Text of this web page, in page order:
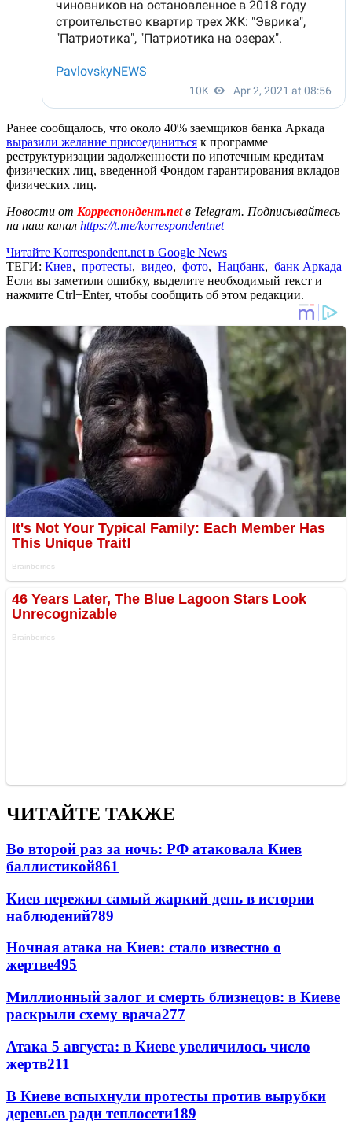
Ранее сообщалось, что около 40% заемщиков банка Аркада
выразили желание присоединиться к программе
реструктуризации задолженности по ипотечным кредитам
физических лиц, введенной Фондом гарантирования вкладов
физических лиц.
Новости от Корреспондент.netв Telegram. Подписывайтесь
на наш канал https://t.me/korrespondentnet
Читайте Korrespondent.net в Google News
ТЕГИ: Киев, протесты, видео, фото, Нацбанк, банк Аркада
Если вы заметили ошибку, выделите необходимый текст и
нажмите Ctrl+Enter, чтобы сообщить об этом редакции.
ЧИТАЙТЕ ТАКЖЕ
Во второй раз за ночь: РФ атаковала Киев
баллистикой861
Киев пережил самый жаркий день в истории
наблюдений789
Ночная атака на Киев: стало известно о
жертве495
Миллионный залог и смерть близнецов: в Киеве
раскрыли схему врача277
Атака 5 августа: в Киеве увеличилось число
жертв211
В Киеве вспыхнули протесты против вырубки
деревьев ради теплосети189